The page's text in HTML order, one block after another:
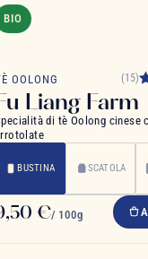
BIO
OOLONG (15)
Liang Farm
di tè Oolong cinese
BUSTINA SCATOLA
€/ 100g